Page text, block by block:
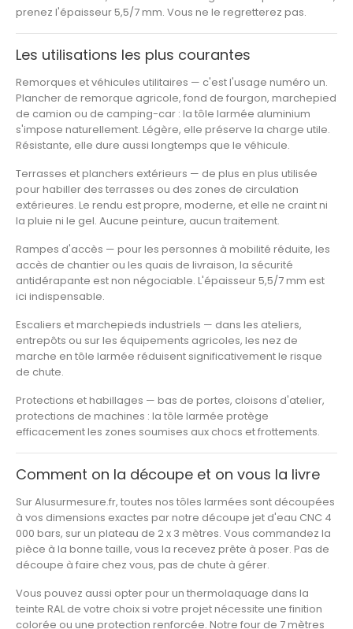
prenez l'épaisseur 5,5/7 mm. Vous ne le regretterez pas.
Les utilisations les plus courantes
Remorques et véhicules utilitaires — c'est l'usage numéro un.
Plancher de remorque agricole, fond de fourgon, marchepied
de camion ou de camping-car : la tôle larmée aluminium
s'impose naturellement. Légère, elle préserve la charge utile.
Résistante, elle dure aussi longtemps que le véhicule.
Terrasses et planchers extérieurs — de plus en plus utilisée
pour habiller des terrasses ou des zones de circulation
extérieures. Le rendu est propre, moderne, et elle ne craint ni
la pluie ni le gel. Aucune peinture, aucun traitement.
Rampes d'accès — pour les personnes à mobilité réduite, les
accès de chantier ou les quais de livraison, la sécurité
antidérapante est non négociable. L'épaisseur 5,5/7 mm est
ici indispensable.
Escaliers et marchepieds industriels — dans les ateliers,
entrepôts ou sur les équipements agricoles, les nez de
marche en tôle larmée réduisent significativement le risque
de chute.
Protections et habillages — bas de portes, cloisons d'atelier,
protections de machines : la tôle larmée protège
efficacement les zones soumises aux chocs et frottements.
Comment on la découpe et on vous la livre
Sur Alusurmesure.fr, toutes nos tôles larmées sont découpées
à vos dimensions exactes par notre découpe jet d'eau CNC 4
000 bars, sur un plateau de 2 x 3 mètres. Vous commandez la
pièce à la bonne taille, vous la recevez prête à poser. Pas de
découpe à faire chez vous, pas de chute à gérer.
Vous pouvez aussi opter pour un thermolaquage dans la
teinte RAL de votre choix si votre projet nécessite une finition
colorée ou une protection renforcée. Notre four de 7 mètres